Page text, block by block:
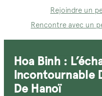
Rejoindre un
Rencontre avec un
Hoa Binh :
Incontournable
De Hanoï